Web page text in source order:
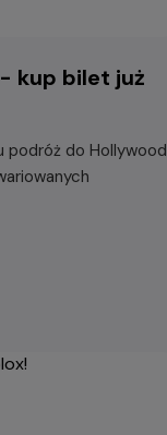
kup bilet już
podróż do Hollywood